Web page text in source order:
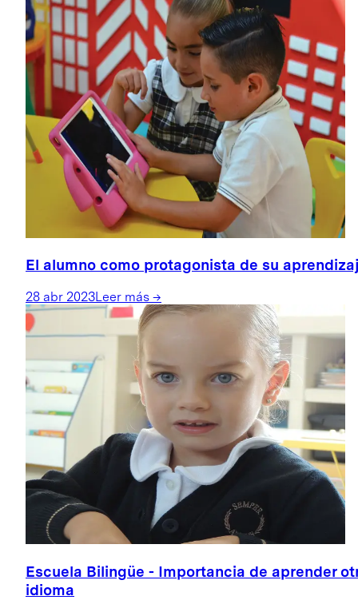
El alumno como protagonista de su
28 abr 2023Leer más →
Escuela Bilingüe - Importancia de aprender
idioma